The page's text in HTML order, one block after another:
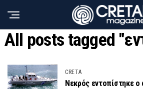
All posts tagged
CRETA
Νεκρός εντοπίστηκε